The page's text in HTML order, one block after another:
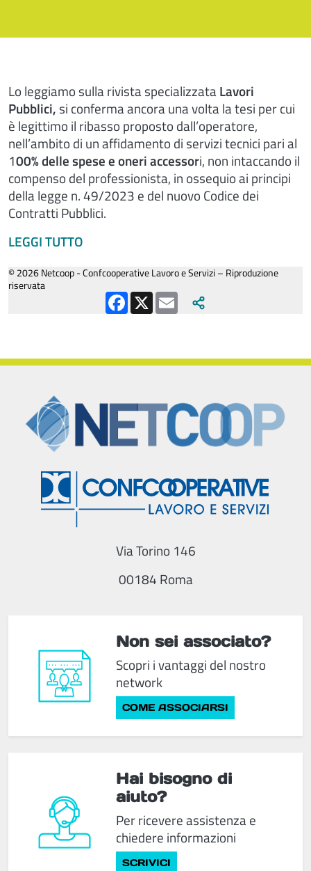
Lo leggiamo sulla rivista specializzataLavori
Pubblici, si conferma ancora una volta la tesi per cui
è legittimo il ribasso proposto dall’operatore,
nell’ambito di un affidamento di servizi tecnici pari al
100% delle spese e oneri accessori, non intaccando il
compenso del professionista, in ossequio ai principi
della legge n. 49/2023 e del nuovo Codice dei
Contratti Pubblici.
LEGGI TUTTO
© 2026 Netcoop - Confcooperative Lavoro e Servizi – Riproduzione
riservata
Facebook
X Email
Non sei associato?
Scopri i vantaggi del nostro
network
COME ASSOCIARSI
Via Torino 146
00184 Roma
Hai bisogno di
aiuto?
Per ricevere assistenza e
chiedere informazioni
SCRIVICI